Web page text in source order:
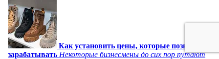
Как установить цены, которые позволят
зарабатывать Некоторые бизнесмены до сих пор путают